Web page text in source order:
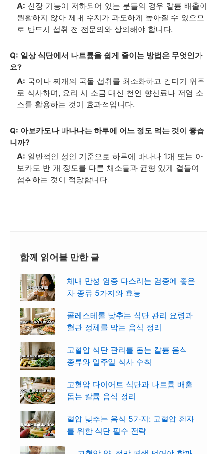
A: 신장 기능이 저하되어 있는 분들의 경우 칼륨 배출이
원활하지 않아 체내 수치가 과도하게 높아질 수 있으므
로 반드시 섭취 전 전문의와 상의해야 합니다.
Q: 일상 식단에서 나트륨을 쉽게 줄이는 방법은 무엇인가
요?
A: 국이나 찌개의 국물 섭취를 최소화하고 건더기 위주
로 식사하며, 요리 시 소금 대신 천연 향신료나 저염 소
스를 활용하는 것이 효과적입니다.
Q: 아보카도나 바나나는 하루에 어느 정도 먹는 것이 좋습
니까?
A: 일반적인 성인 기준으로 하루에 바나나 1개 또는 아
보카도 반 개 정도를 다른 채소들과 균형 있게 곁들여
섭취하는 것이 적당합니다.
함께 읽어볼 만한 글
체내 만성 염증 다스리는 염증에 좋은
차 종류 5가지와 효능
콜레스테롤 낮추는 식단 관리 요령과
혈관 정체를 막는 음식 정리
고혈압 식단 관리를 돕는 칼륨 음식
종류와 일주일 식사 수칙
고혈압 다이어트 식단과 나트륨 배출
돕는 칼륨 음식 정리
혈압 낮추는 음식 5가지: 고혈압 환자
를 위한 식단 필수 전략